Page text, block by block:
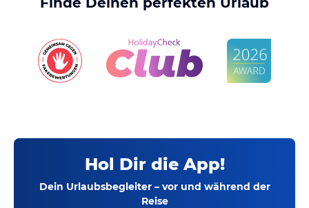
Hol Dir die App!
Dein Urlaubsbegleiter – vor und während der
Reise